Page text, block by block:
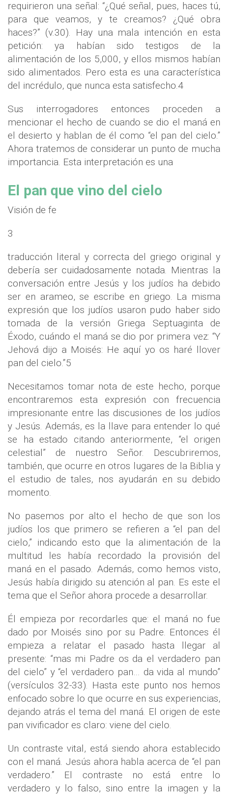
requirieron una señal: “¿Qué señal, pues, haces tú,
para que veamos, y te creamos? ¿Qué obra
haces?” (v.30). Hay una mala intención en esta
petición: ya habían sido testigos de la
alimentación de los 5,000, y ellos mismos habían
sido alimentados. Pero esta es una característica
del incrédulo, que nunca esta satisfecho.4
Sus interrogadores entonces proceden a
mencionar el hecho de cuando se dio el maná en
el desierto y hablan de él como “el pan del cielo.”
Ahora tratemos de considerar un punto de mucha
importancia. Esta interpretación es una
El pan que vino del cielo
Visión de fe
3
traducción literal y correcta del griego original y
debería ser cuidadosamente notada. Mientras la
conversación entre Jesús y los judíos ha debido
ser en arameo, se escribe en griego. La misma
expresión que los judíos usaron pudo haber sido
tomada de la versión Griega Septuaginta de
Éxodo, cuándo el maná se dio por primera vez: “Y
Jehová dijo a Moisés: He aquí yo os haré llover
pan del cielo.”5
Necesitamos tomar nota de este hecho, porque
encontraremos esta expresión con frecuencia
impresionante entre las discusiones de los judíos
y Jesús. Además, es la llave para entender lo qué
se ha estado citando anteriormente, “el origen
celestial” de nuestro Señor. Descubriremos,
también, que ocurre en otros lugares de la Biblia y
el estudio de tales, nos ayudarán en su debido
momento.
No pasemos por alto el hecho de que son los
judíos los que primero se refieren a “el pan del
cielo,” indicando esto que la alimentación de la
multitud les había recordado la provisión del
maná en el pasado. Además, como hemos visto,
Jesús había dirigido su atención al pan. Es este el
tema que el Señor ahora procede a desarrollar.
Él empieza por recordarles que: el maná no fue
dado por Moisés sino por su Padre. Entonces él
empieza a relatar el pasado hasta llegar al
presente: “mas mi Padre os da el verdadero pan
del cielo” y “el verdadero pan… da vida al mundo”
(versículos 32-33). Hasta este punto nos hemos
enfocado sobre lo que ocurre en sus experiencias,
dejando atrás el tema del maná. El origen de este
pan vivificador es claro: viene del cielo.
Un contraste vital, está siendo ahora establecido
con el maná. Jesús ahora habla acerca de “el pan
verdadero.” El contraste no está entre lo
verdadero y lo falso, sino entre la imagen y la